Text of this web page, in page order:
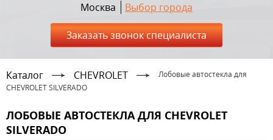
Москва Выбор города
Заказать звонок специалиста
Каталог CHEVROLET
Лобовые автостекла для
CHEVROLET SILVERADO
ЛОБОВЫЕ АВТОСТЕКЛА ДЛЯ CHEVROLET
SILVERADO